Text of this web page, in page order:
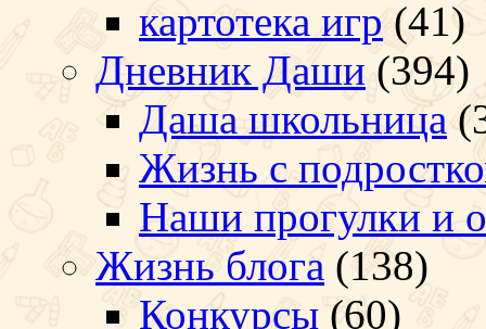
картотека игр(41)
Дневник Даши (394)
Даша школьница
Жизнь с
Наши прогулки и
Жизнь блога (138)
Конкурсы (60)